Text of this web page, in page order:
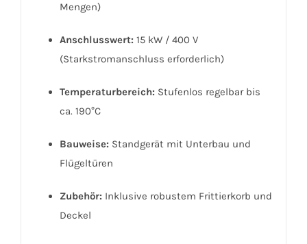
Mengen)
Anschlusswert: 15 kW / 400 V
(Starkstromanschluss erforderlich)
Temperaturbereich: Stufenlos regelbar bis
ca. 190°C
Bauweise: Standgerät mit Unterbau und
Flügeltüren
Zubehör: Inklusive robustem Frittierkorb und
Deckel